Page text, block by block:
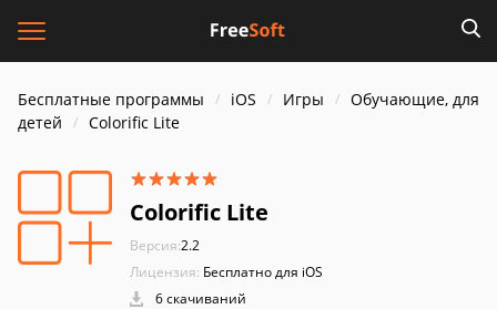
Бесплатные программы iOS Игры
Обучающие, для
детей
Colorific Lite
Colorific Lite
Версия:2.2
Лицензия: Бесплатно для iOS
6 скачиваний